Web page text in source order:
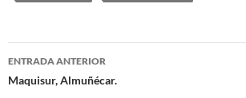
Navegación
ENTRADA ANTERIOR
Maquisur, Almuñécar.